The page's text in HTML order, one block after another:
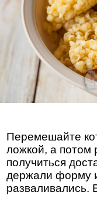
Перемешайте
ложкой, а потом
получиться
держали форму
разваливались.